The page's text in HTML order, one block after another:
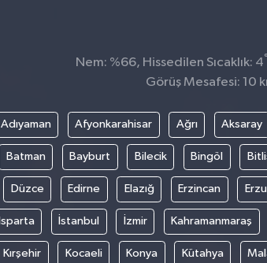
Nem: %66, Hissedilen Sıcaklık: 4°
Görüş Mesafesi: 10
Adıyaman Afyonkarahisar Ağrı Aksaray
Batman Bayburt Bilecik Bingöl
Düzce Edirne Elazığ Erzincan
Isparta İstanbul İzmir Kahramanmaraş
Kırşehir Kocaeli Konya Kütahya